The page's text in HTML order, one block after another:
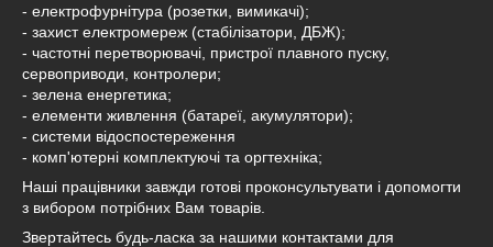
- електрофурнітура (розетки, вимикачі);
- захист електромереж (стабілізатори, ДБЖ);
- частотні перетворювачі, пристрої плавного пуску,
сервоприводи, контролери;
- зелена енергетика;
- елементи живлення (батареї, акумулятори);
- системи відоспостереження
- комп'ютерні комплектуючі та оргтехніка;
Наші працівники завжди готові проконсультувати і допомогти
з вибором потрібних Вам товарів.
Звертайтесь будь-ласка за нашими контактами для